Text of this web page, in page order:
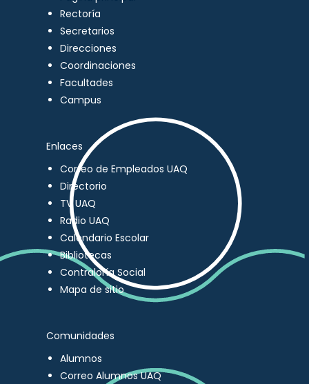
Rectoría
Secretarios
Direcciones
Coordinaciones
Facultades
Campus
Enlaces
Correo de Empleados UAQ
Directorio
TV UAQ
Radio UAQ
Calendario Escolar
Bibliotecas
Contraloría Social
Mapa de sitio
Comunidades
Alumnos
Correo Alumnos UAQ